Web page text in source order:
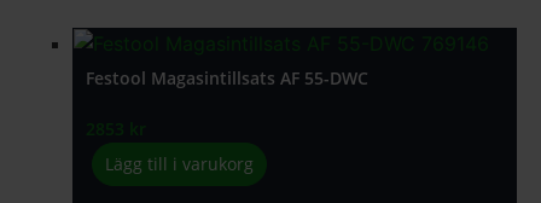
Festool Magasintillsats AF 55-DWC
2853 kr
Lägg till i varukorg